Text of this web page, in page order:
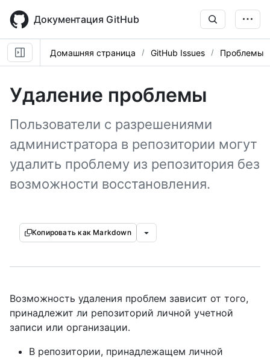
main
content
Документация GitHub
Домашняя страница GitHub Issues Проблемы
Удаление проблемы
Пользователи с разрешениями
администратора в репозитории могут
удалить проблему из репозитория без
возможности восстановления.
Копировать как Markdown
Возможность удаления проблем зависит от того,
принадлежит ли репозиторий личной учетной
записи или организации.
В репозитории, принадлежащем личной